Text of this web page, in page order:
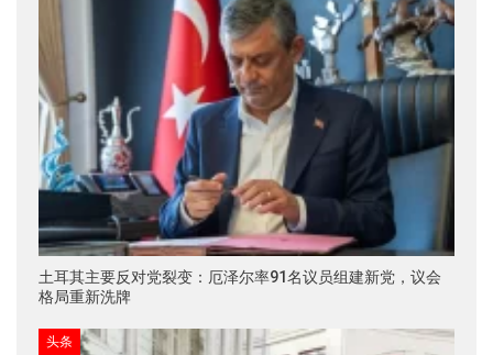
土耳其主要反对党裂变：厄泽尔率91名议员组建新党，议会
格局重新洗牌
头条